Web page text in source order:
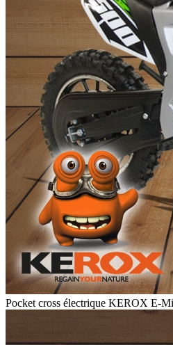
Pocket cross électrique KEROX E-